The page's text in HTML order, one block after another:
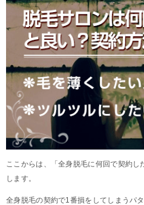
ここからは、「全身脱毛に何回で契約し
します。
全身脱毛の契約で1番損をしてしまうパ